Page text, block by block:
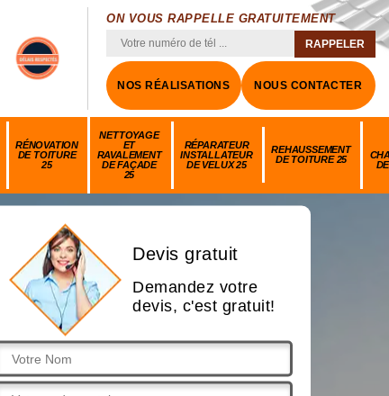
ON VOUS RAPPELLE GRATUITEMENT
NOS RÉALISATIONS NOUS CONTACTER
RÉNOVATION
DE TOITURE
25
NETTOYAGE
ET
RAVALEMENT
DE FAÇADE
25
RÉPARATEUR
INSTALLATEUR
DE VELUX 25
REHAUSSEMENT
DE TOITURE 25
Devis gratuit
Demandez votre
devis, c'est gratuit!